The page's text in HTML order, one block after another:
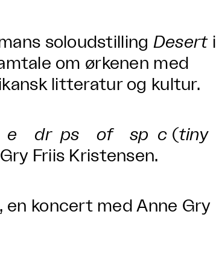
soloudstilling Deserti
om ørkenen med
litteratur og kultur.
e dr ps of sp c (tiny
Friis Kristensen.
koncert med Anne Gry